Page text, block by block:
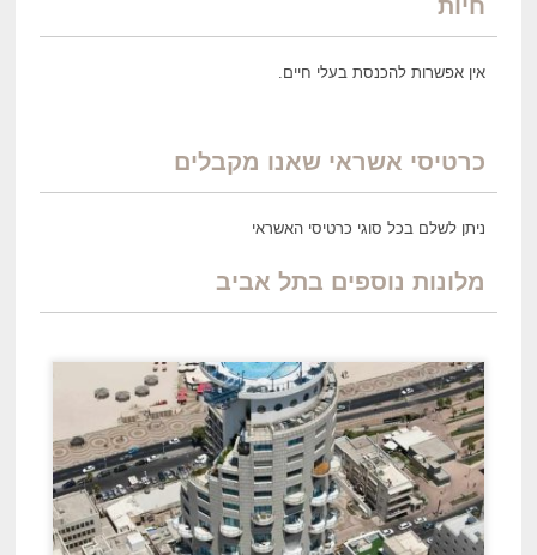
חיות
אין אפשרות להכנסת בעלי חיים.
כרטיסי אשראי שאנו מקבלים
ניתן לשלם בכל סוגי כרטיסי האשראי
מלונות נוספים בתל אביב